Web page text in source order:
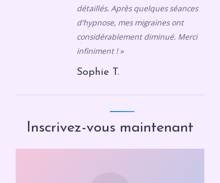
détaillés. Après quelques séances
d’hypnose, mes migraines ont
considérablement diminué. Merci
infiniment ! »
Sophie T.
Inscrivez-vous maintenant